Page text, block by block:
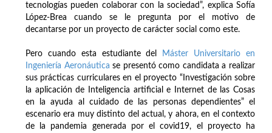
tecnologías pueden colaborar con la sociedad”, explica Sofía
López-Brea cuando se le pregunta por el motivo de
decantarse por un proyecto de carácter social como este.
Pero cuando esta estudiante del
Máster Universitario en
Ingeniería Aeronáutica se presentó como candidata a realizar
sus prácticas curriculares en el proyecto “Investigación sobre
la aplicación de Inteligencia artificial e Internet de las Cosas
en la ayuda al cuidado de las personas dependientes” el
escenario era muy distinto del actual, y ahora, en el contexto
de la pandemia generada por el covid19, el proyecto ha